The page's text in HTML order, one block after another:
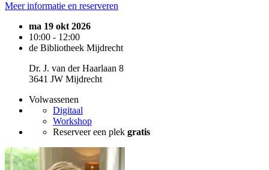
Meer informatie en reserveren
ma 19 okt 2026
10:00 - 12:00
de Bibliotheek Mijdrecht
Dr. J. van der Haarlaan 8
3641 JW Mijdrecht
Volwassenen
Digitaal
Workshop
Reserveer een plek gratis